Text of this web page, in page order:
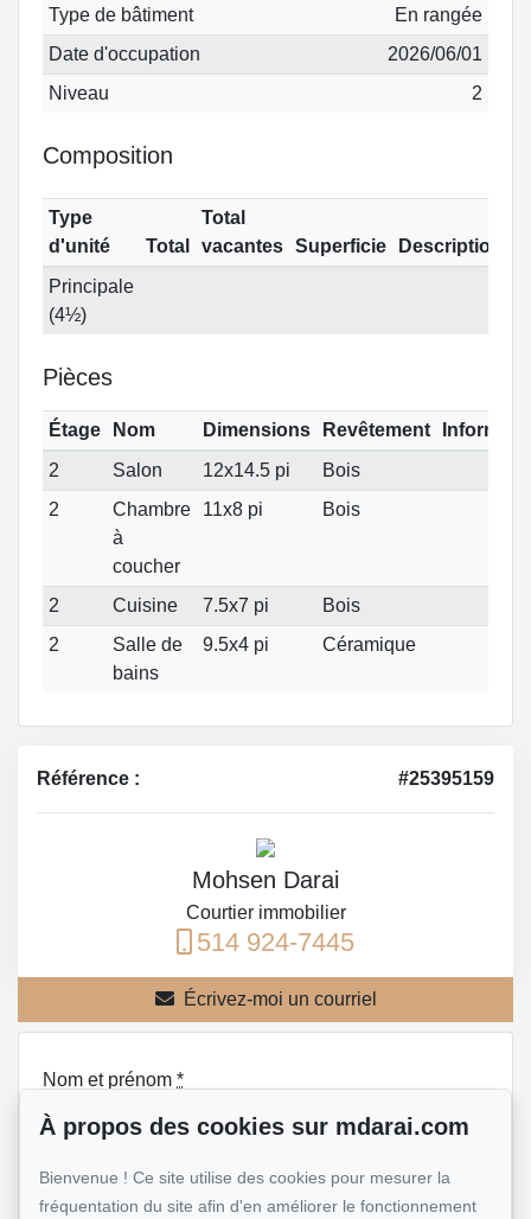
Type de bâtiment
En rangée
Date d'occupation
2026/06/01
Niveau
2
Composition
Type
d'unité
Total
Total
vacantes
Superficie
Description
Principale
(4½)
Pièces
Étage Nom Dimensions Revêtement
2
Salon 12x14.5 pi
Bois
2
Chambre
à
coucher
11x8 pi Bois
2 Cuisine 7.5x7 pi
Bois
2
Salle de
bains
9.5x4 pi Céramique
Référence : #25395159
Mohsen Darai
Courtier immobilier
514 924-7445
Écrivez-moi un courriel
Nom et prénom *
À propos des cookies sur mdarai.com
Bienvenue ! Ce site utilise des cookies pour mesurer la
fréquentation du site afin d'en améliorer le fonctionnement